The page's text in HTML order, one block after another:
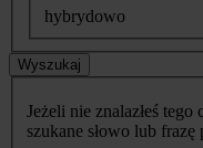
hybrydowo
Wyszukaj
Jeżeli nie znalazłeś tego
szukane słowo lub frazę